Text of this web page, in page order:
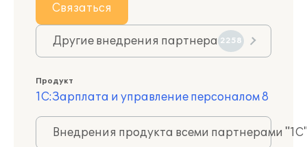
Связаться
Другие внедрения партнера 2258
Продукт
1С:Зарплата и управление персоналом 8
Внедрения продукта всеми партнерами